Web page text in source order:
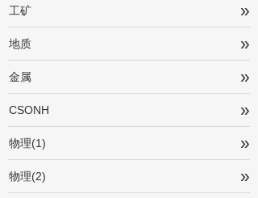
工矿 »
地质 »
金属 »
CSONH »
物理(1) »
物理(2) »